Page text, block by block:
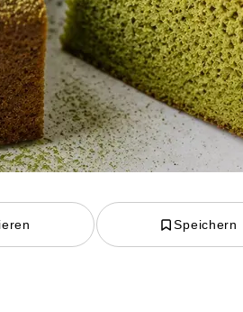
Speichern